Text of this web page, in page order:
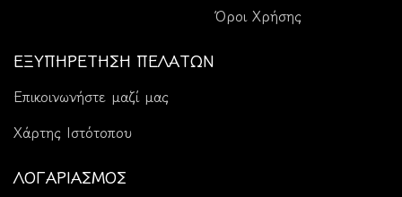
Όροι Χρήσης
ΕΞΥΠΗΡΕΤΗΣΗ ΠΕΛΑΤΩΝ
Επικοινωνήστε μαζί μας
Χάρτης Ιστότοπου
ΛΟΓΑΡΙΑΣΜΟΣ